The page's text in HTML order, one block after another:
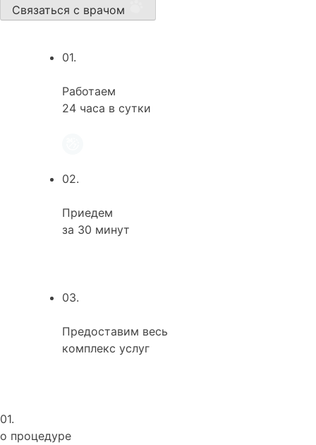
Связаться с врачом
01.
Работаем
24 часа в сутки
02.
Приедем
за 30 минут
03.
Предоставим весь
комплекс услуг
01.
о процедуре